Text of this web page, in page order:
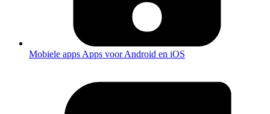
Mobiele apps Apps voor Android en iOS